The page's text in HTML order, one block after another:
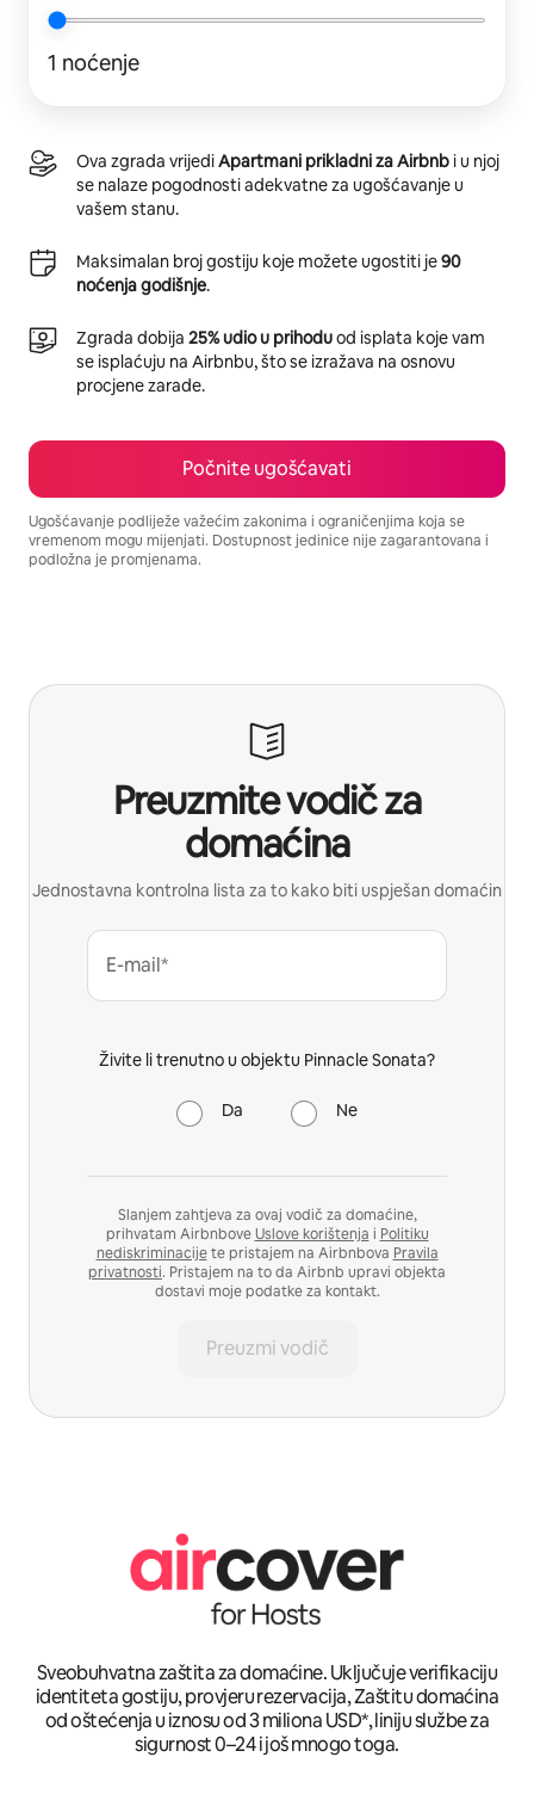
1 noćenje
Ova zgrada vrijediApartmani prikladni za Airbnb i u njoj
se nalaze pogodnosti adekvatne za ugošćavanje u
vašem stanu.
Maksimalan broj gostiju koje možete ugostiti je90
noćenja godišnje.
Zgrada dobija 25% udio u prihoduod isplata koje vam
se isplaćuju na Airbnbu, što se izražava na osnovu
procjene zarade.
Počnite ugošćavati
Ugošćavanje podliježe važećim zakonima i ograničenjima koja se
vremenom mogu mijenjati. Dostupnost jedinice nije zagarantovana i
podložna je promjenama.
Preuzmite vodič za
domaćina
Jednostavna kontrolna lista za to kako biti uspješan domaćin
E-mail*
Živite li trenutno u objektu Pinnacle Sonata?
Da Ne
Slanjem zahtjeva za ovaj vodič za domaćine,
prihvatam AirbnboveUslove korištenja i Politiku
nediskriminacijete pristajem na Airbnbova Pravila
privatnosti. Pristajem na to da Airbnb upravi objekta
dostavi moje podatke za kontakt.
Preuzmi vodič
Sveobuhvatna zaštita za domaćine. Uključuje verifikaciju
identiteta gostiju, provjeru rezervacija, Zaštitu domaćina
od oštećenja u iznosu od 3 miliona USD*, liniju službe za
sigurnost 0–24 i još mnogo toga.